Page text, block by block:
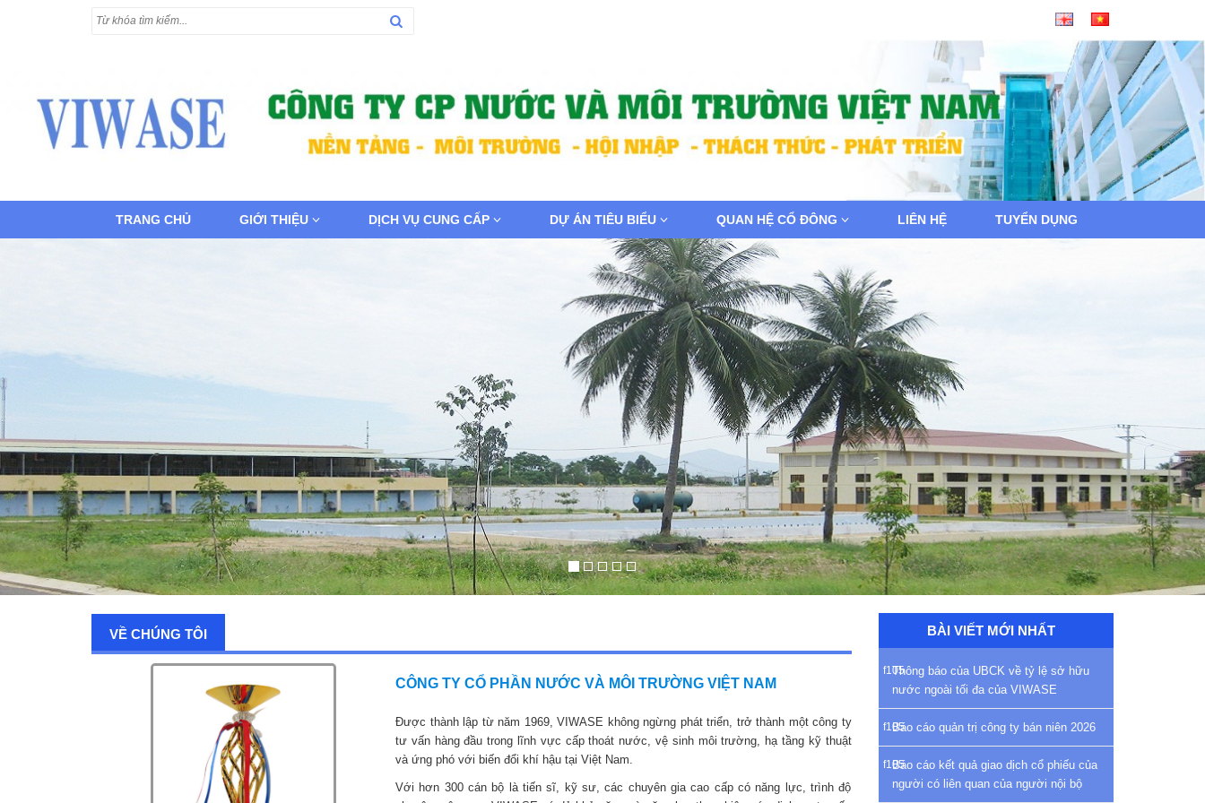
TRANG CHỦ GIỚI THIỆU DỊCH VỤ CUNG CẤP DỰ ÁN TIÊU BIỂU QUAN HỆ CỔ ĐÔNG LIÊN HỆ TUYỂN DỤNG
VỀ CHÚNG TÔI
CÔNG TY CỔ PHẦN NƯỚC VÀ MÔI TRƯỜNG VIỆT NAM
Được thành lập từ năm 1969, VIWASE không ngừng phát triển, trở thành một công ty
tư vấn hàng đầu trong lĩnh vực cấp thoát nước, vệ sinh môi trường, hạ tầng kỹ thuật
và ứng phó với biến đổi khí hậu tại Việt Nam.
Với hơn 300 cán bộ là tiến sĩ, kỹ sư, các chuyên gia cao cấp có năng lực, trình độ
BÀI VIẾT MỚI NHẤT
Thông báo của UBCK về tỷ lệ sở hữu
nước ngoài tối đa của VIWASE
Báo cáo quản trị công ty bán niên 2026
Báo cáo kết quả giao dịch cổ phiếu của
người có liên quan của người nội bộ